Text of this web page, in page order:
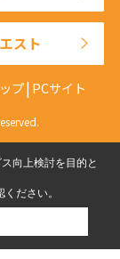
スト
プ PCサイト
向上検討を目的と
ください。